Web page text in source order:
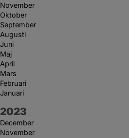
November
Oktober
September
Augusti
Juni
Maj
April
Mars
Februari
Januari
År:
2023
December
November